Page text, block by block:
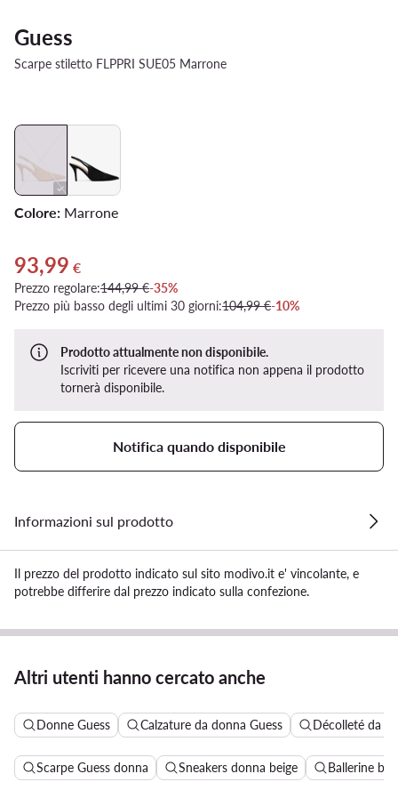
Guess
Scarpe stiletto FLPPRI SUE05 Marrone
Colore: Marrone
Prezzo attuale 93,99 €
93,99 €
Prezzo regolare:144,99 €-35%
Prezzo più basso degli ultimi 30 giorni:104,99 €-10%
Prodotto attualmente non disponibile.
Iscriviti per ricevere una notifica non appena il prodotto
tornerà disponibile.
Notifica quando disponibile
Informazioni sul prodotto
Il prezzo del prodotto indicato sul sito modivo.it e' vincolante, e
potrebbe differire dal prezzo indicato sulla confezione.
Altri utenti hanno cercato anche
Donne Guess Calzature da donna Guess Décolleté da
Scarpe Guess donna Sneakers donna beige Ballerine